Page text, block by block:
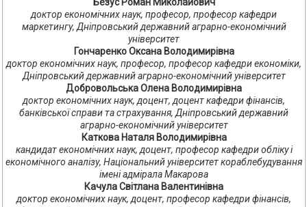
Безус Роман Миколайович
доктор економічних наук, професор, професор кафедри
маркетингу, Дніпровський державний аграрно-економічний
університет
Гончаренко Оксана Володимирівна
доктор економічних наук, професор, професор кафедри економіки,
Дніпровський державний аграрно-економічний університет
Добровольська Олена Володимирівна
доктор економічних наук, доцент, доцент кафедри фінансів,
банківської справи та страхування, Дніпровський державний
аграрно-економічний університет
Каткова Наталя Володимирівна
кандидат економічних наук, доцент, професор кафедри обліку і
економічного аналізу, Національний університет кораблебудування
імені адмірала Макарова
Качула Світлана Валентинівна
доктор економічних наук, доцент, професор кафедри фінансів,